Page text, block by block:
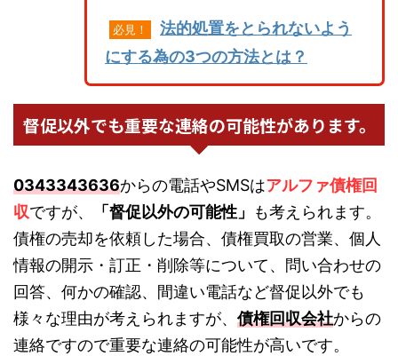
必見！
法的処置をとられないよう
にする為の3つの方法とは？
督促以外でも重要な連絡の可能性があります。
0343343636からの電話やSMSはアルファ債権回
収ですが、 「督促以外の可能性」
も考えられます。
債権の売却を依頼した場合、債権買取の営業、個人
情報の開示・訂正・削除等について、問い合わせの
回答、何かの確認、間違い電話など督促以外でも
様々な理由が考えられますが、 債権回収会社からの
連絡ですので重要な連絡の可能性が高いです。